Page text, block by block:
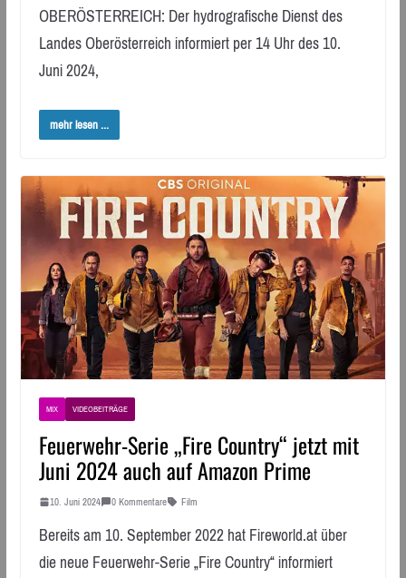
OBERÖSTERREICH: Der hydrografische Dienst des
Landes Oberösterreich informiert per 14 Uhr des 10.
Juni 2024,
mehr lesen ...
MIX VIDEOBEITRÄGE
Feuerwehr-Serie „Fire Country“ jetzt mit
Juni 2024 auch auf Amazon Prime
10. Juni 2024 0 Kommentare Film
Bereits am 10. September 2022 hat Fireworld.at über
die neue Feuerwehr-Serie „Fire Country“ informiert